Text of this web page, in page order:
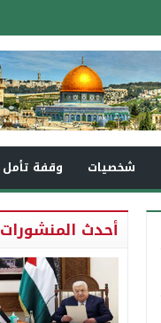
شخصيات وقفة تأمل
أحدث المنشورات